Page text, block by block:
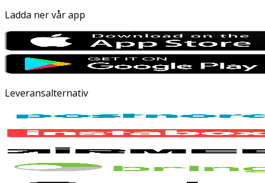
Ladda ner vår app
Leveransalternativ